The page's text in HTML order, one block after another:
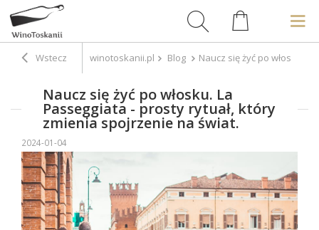
Wstecz winotoskanii.pl Blog Naucz się żyć po włosku.
Naucz się żyć po włosku. La
Passeggiata - prosty rytuał, który
zmienia spojrzenie na świat.
2024-01-04